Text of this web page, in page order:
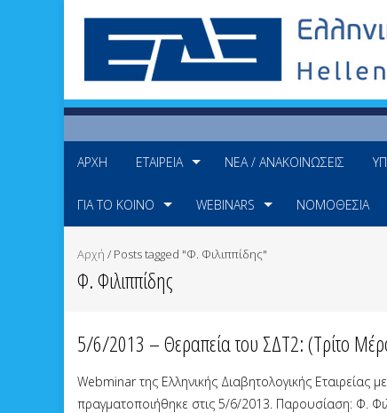
ΑΡΧΉ ΕΤΑΙΡΕΊΑ ΝΈΑ / ΑΝΑΚΟΙΝΏΣΕΙΣ
ΓΙΑ ΤΟ ΚΟΙΝΌ WEBINARS ΝΟΜΟΘΕΣΊΑ
Αρχή / Posts tagged "Φ. Φιλιππίδης"
Φ. Φιλιππίδης
5/6/2013 – Θεραπεία του ΣΔΤ2: (Τρίτο
Webminar της Ελληνικής Διαβητολογικής Εταιρείας
πραγματοποιήθηκε στις 5/6/2013. Παρουσίαση: Φ.